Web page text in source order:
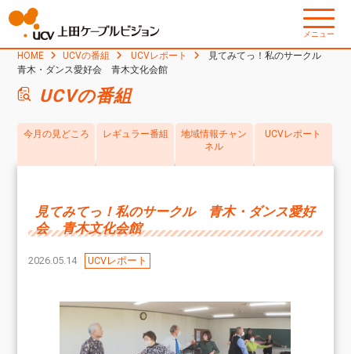
メニュー
HOME UCVの番組 UCVレポート
見てみてっ！私のサークル
青木・ダンス愛好会 青木文化会館
UCVの番組
今月の見どころ レギュラー番組
地域情報チャン
ネル
UCVレポート
見てみてっ！私のサークル 青木・ダンス愛好
会 青木文化会館
2026.05.14 UCVレポート